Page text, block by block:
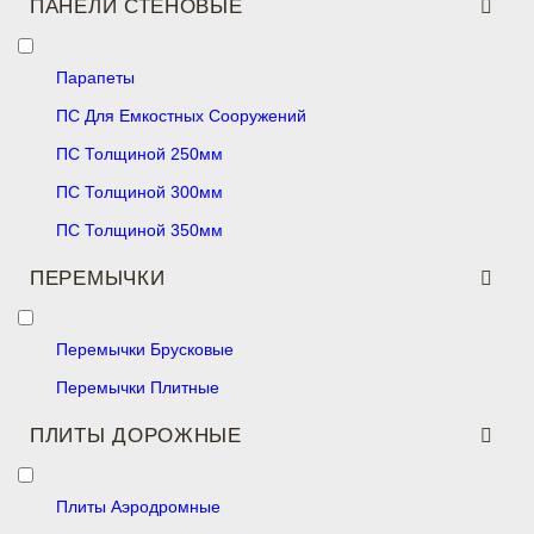
ПАНЕЛИ СТЕНОВЫЕ
Парапеты
ПС Для Емкостных Сооружений
ПС Толщиной 250мм
ПС Толщиной 300мм
ПС Толщиной 350мм
ПЕРЕМЫЧКИ
Перемычки Брусковые
Перемычки Плитные
ПЛИТЫ ДОРОЖНЫЕ
Плиты Аэродромные